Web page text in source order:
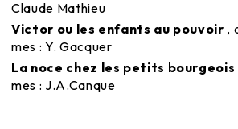
Claude Mathieu
Victor ou les enfants au pouvoir ,
mes : Y. Gacquer
La noce chez les petits bourgeois
mes : J.A.Canque